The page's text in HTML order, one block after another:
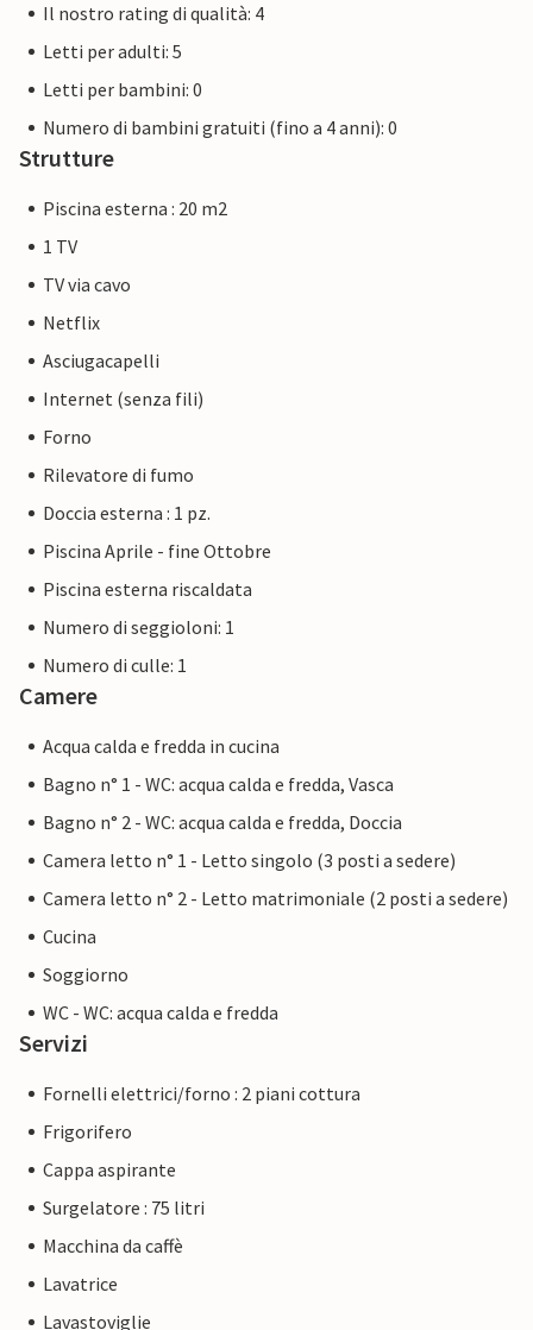
Il nostro rating di qualità: 4
Letti per adulti: 5
Letti per bambini: 0
Numero di bambini gratuiti (fino a 4 anni): 0
Strutture
Piscina esterna : 20 m2
1 TV
TV via cavo
Netflix
Asciugacapelli
Internet (senza fili)
Forno
Rilevatore di fumo
Doccia esterna : 1 pz.
Piscina Aprile - fine Ottobre
Piscina esterna riscaldata
Numero di seggioloni: 1
Numero di culle: 1
Camere
Acqua calda e fredda in cucina
Bagno n° 1 - WC: acqua calda e fredda, Vasca
Bagno n° 2 - WC: acqua calda e fredda, Doccia
Camera letto n° 1 - Letto singolo (3 posti a sedere)
Camera letto n° 2 - Letto matrimoniale (2 posti a sedere)
Cucina
Soggiorno
WC - WC: acqua calda e fredda
Servizi
Fornelli elettrici/forno : 2 piani cottura
Frigorifero
Cappa aspirante
Surgelatore : 75 litri
Macchina da caffè
Lavatrice
Lavastoviglie